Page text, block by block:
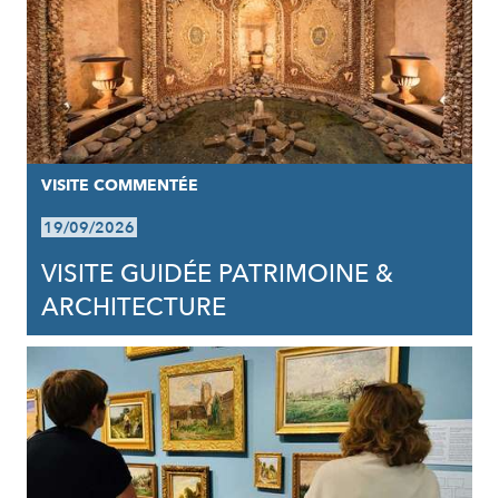
VISITE COMMENTÉE
19/09/2026
VISITE GUIDÉE PATRIMOINE &
ARCHITECTURE